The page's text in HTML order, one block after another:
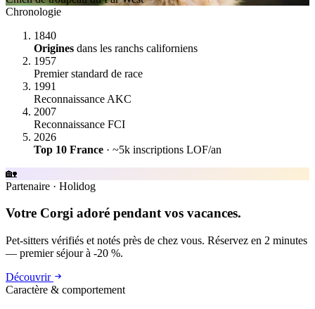
Chronologie
1840
Origines dans les ranchs californiens
1957
Premier standard de race
1991
Reconnaissance AKC
2007
Reconnaissance FCI
2026
Top 10 France · ~5k inscriptions LOF/an
🏡
Partenaire · Holidog
Votre Corgi adoré pendant vos vacances.
Pet-sitters vérifiés et notés près de chez vous. Réservez en 2 minutes
— premier séjour à -20 %.
Découvrir
Caractère & comportement